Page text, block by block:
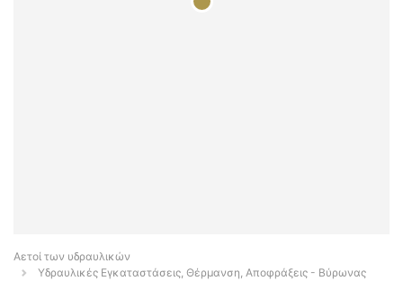
Αετοί των υδραυλικών
Υδραυλικές Εγκαταστάσεις, Θέρμανση, Αποφράξεις - Βύρωνας